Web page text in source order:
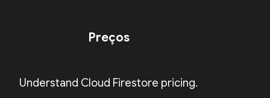
Preços
Understand Cloud Firestore pricing.